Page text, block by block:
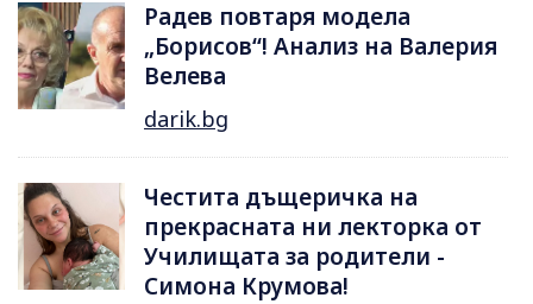
Радев повтаря модела
„Борисов“! Анализ на Валерия
Велева
darik.bg
Честита дъщеричка на
прекрасната ни лекторка от
Училищата за родители -
Симона Крумова!